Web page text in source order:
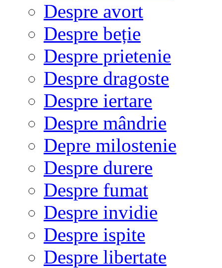
Despre avort
Despre beție
Despre prietenie
Despre dragoste
Despre iertare
Despre mândrie
Depre milostenie
Despre durere
Despre fumat
Despre invidie
Despre ispite
Despre libertate